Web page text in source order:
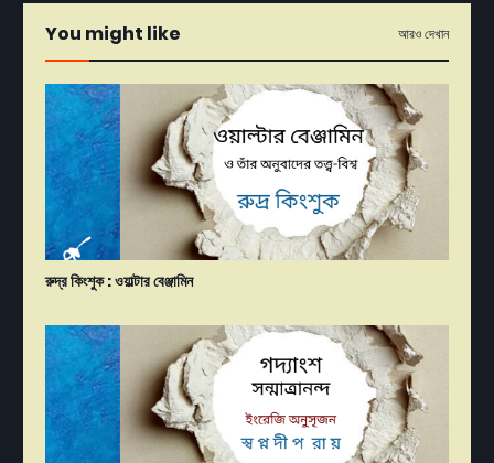
You might like আরও দেখান
রুদ্র কিংশ‌ুক : ওয়াল্টার বেঞ্জামিন